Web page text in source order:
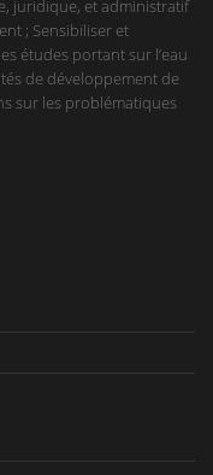
juridique, et administratif
; Sensibiliser et
études portant sur l’eau
de développement de
sur les problématiques